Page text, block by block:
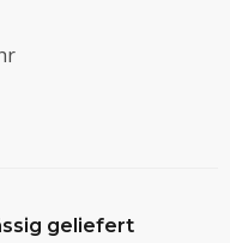
geliefert